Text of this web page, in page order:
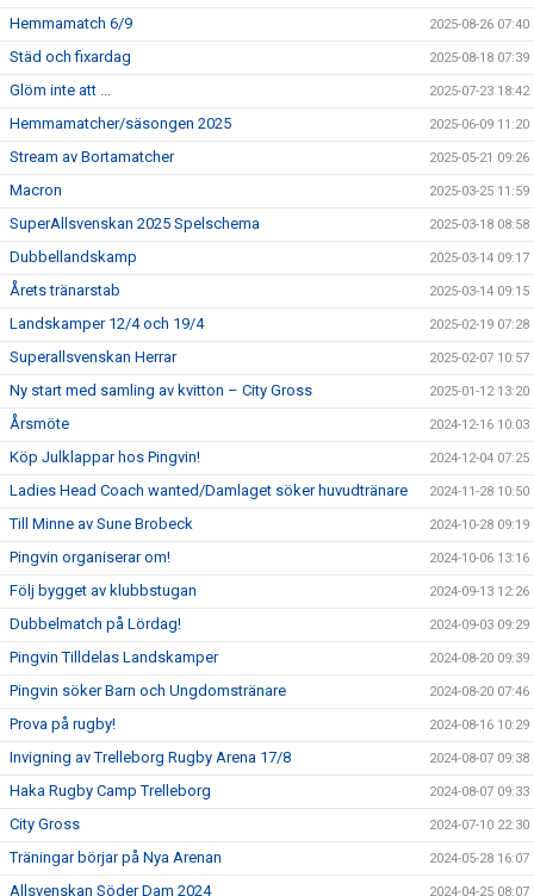
Hemmamatch 6/9 2025-08-26 07:40
Städ och fixardag 2025-08-18 07:39
Glöm inte att ... 2025-07-23 18:42
Hemmamatcher/säsongen 2025 2025-06-09 11:20
Stream av Bortamatcher 2025-05-21 09:26
Macron 2025-03-25 11:59
SuperAllsvenskan 2025 Spelschema 2025-03-18 08:58
Dubbellandskamp 2025-03-14 09:17
Årets tränarstab 2025-03-14 09:15
Landskamper 12/4 och 19/4 2025-02-19 07:28
Superallsvenskan Herrar 2025-02-07 10:57
Ny start med samling av kvitton – City Gross 2025-01-12 13:20
Årsmöte 2024-12-16 10:03
Köp Julklappar hos Pingvin! 2024-12-04 07:25
Ladies Head Coach wanted/Damlaget söker huvudtränare 2024-11-28 10:50
Till Minne av Sune Brobeck 2024-10-28 09:19
Pingvin organiserar om! 2024-10-06 13:16
Följ bygget av klubbstugan 2024-09-13 12:26
Dubbelmatch på Lördag! 2024-09-03 09:29
Pingvin Tilldelas Landskamper 2024-08-20 09:39
Pingvin söker Barn och Ungdomstränare 2024-08-20 07:46
Prova på rugby! 2024-08-16 10:29
Invigning av Trelleborg Rugby Arena 17/8 2024-08-07 09:38
Haka Rugby Camp Trelleborg 2024-08-07 09:33
City Gross 2024-07-10 22:30
Träningar börjar på Nya Arenan 2024-05-28 16:07
Allsvenskan Söder Dam 2024 2024-04-25 08:07